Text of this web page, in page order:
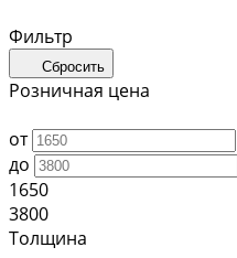
Фильтр
Сбросить
Розничная цена
от
до
1650
3800
Толщина